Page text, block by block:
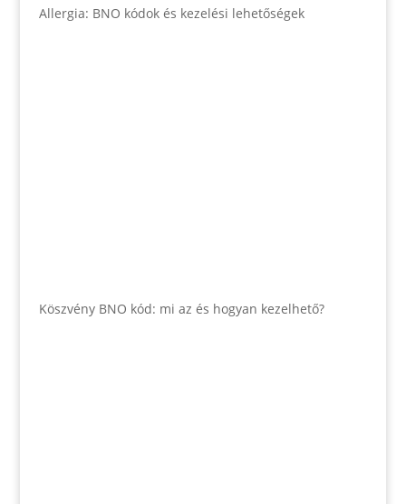
Allergia: BNO kódok és kezelési lehetőségek
Köszvény BNO kód: mi az és hogyan kezelhető?